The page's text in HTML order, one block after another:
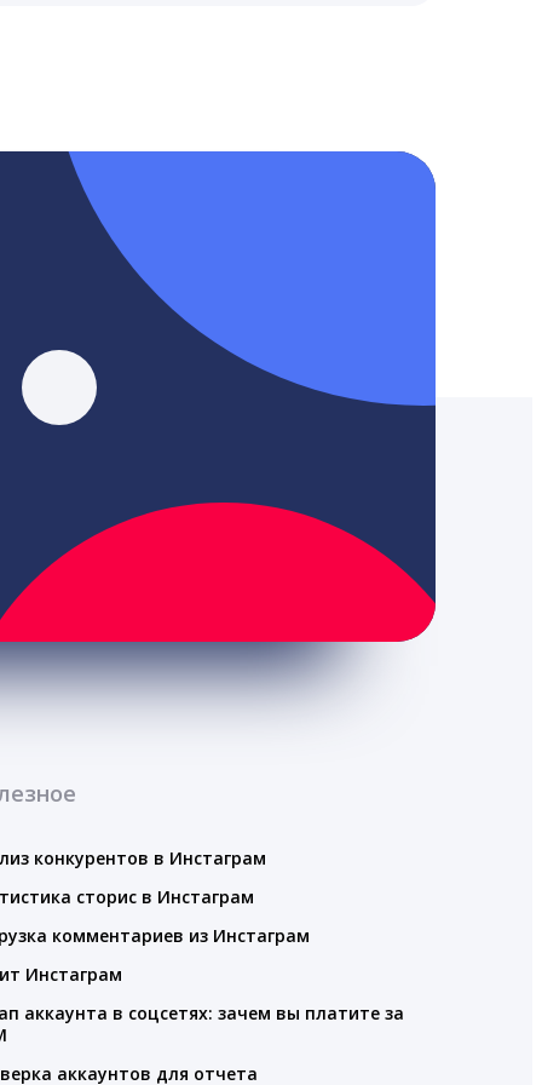
конкурентов в Инстаграм
сторис в Инстаграм
комментариев из Инстаграм
Инстаграм
аккаунта в соцсетях: зачем вы платите за
аккаунтов для отчета